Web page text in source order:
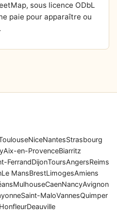
sous licence ODbL
paie pour apparaître ou
NiceNantesStrasbourg
Aix-en-ProvenceBiarritz
FerrandDijonToursAngersReims
Le MansBrestLimogesAmiens
MulhouseCaenNancyAvignon
Saint-MaloVannesQuimper
HonfleurDeauville